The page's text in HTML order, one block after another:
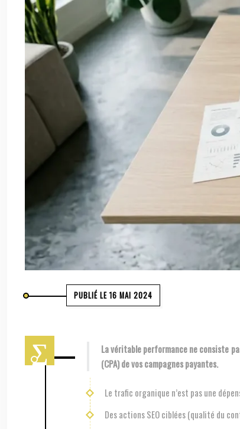
PUBLIÉ LE 16 MAI 2024
La véritable performance ne consiste pas à choisir entre SEO et Google Ads, mais à utiliser le SEO comme un levier financier pour réduire drastiquement et méthodiquement le Coût Par Acquisition
(CPA) de vos campagnes payantes.
Le trafic organique n’est pas une
Des actions SEO ciblées (qualité du